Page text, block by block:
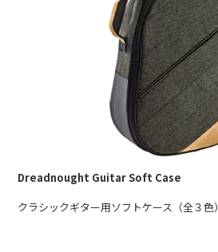
Dreadnought Guitar Soft Case
クラシックギター用ソフトケース（全３色）